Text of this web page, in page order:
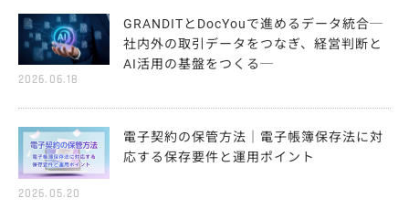
2026.06.18
GRANDITとDocYouで進めるデータ統合─
社内外の取引データをつなぎ、経営判断と
AI活用の基盤をつくる─
2026.05.20
電子契約の保管方法｜電子帳簿保存法に対
応する保存要件と運用ポイント